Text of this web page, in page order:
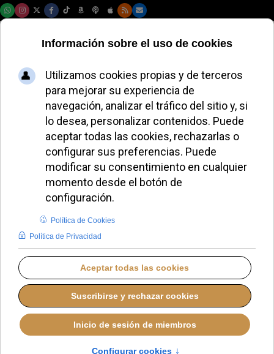
EL PERSONAJE
Patricia Pardo revela problemas
de movilidad tras su encuentro
con el Papa León XIV en Madrid
La presentadora comparte su experiencia tras el
encuentro con el Papa León XIV en Madrid.